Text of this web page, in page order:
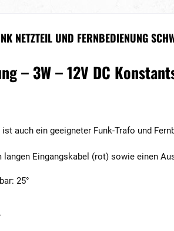
NETZTEIL UND FERNBEDIENUNG
– 3W – 12V DC
auch ein geeigneter Funk-Trafo und
Eingangskabel (rot) sowie einen
25°